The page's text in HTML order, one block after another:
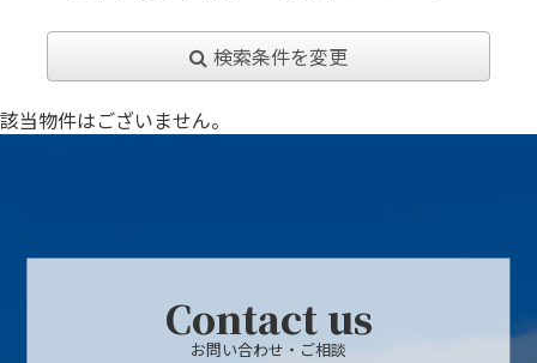
検索条件を変更
該当物件はございません。
Contact us
お問い合わせ・ご相談